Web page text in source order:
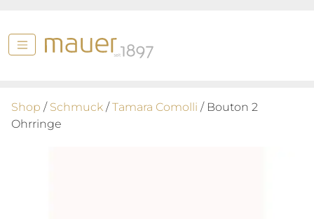
Shop / Schmuck /Tamara Comolli / Bouton 2
Ohrringe